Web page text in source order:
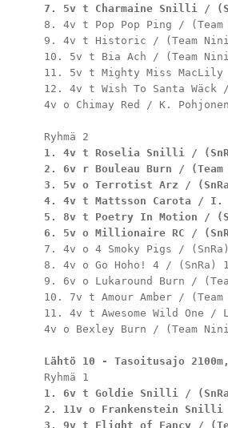
7. 5v t Charmaine Snilli /
8. 4v t Pop Pop Ping /
9. 4v t Historic / (Team
10. 5v t Bia Ach / (Team
11. 5v t Mighty Miss
12. 4v t Wish To Santa
4v o Chimay Red / K.
1. 4v t Roselia Snilli /
2. 6v r Bouleau Burn /
3. 5v o Terrotist Arz /
4. 4v t Mattsson Carota / I.
5. 8v t Poetry In Motion /
6. 5v o Millionaire RC /
7. 4v o 4 Smoky Pigs /
8. 4v o Go Hoho! 4 / (SnRa)
9. 6v o Lukaround Burn /
10. 7v t Amour Amber /
11. 4v t Awesome Wild One
4v o Bexley Burn / (Team
Lähtö 10 - Tasoitusajo
1. 6v t Goldie Snilli /
2. 11v o Frankenstein Snilli
3. 9v t Flight of Fancy /